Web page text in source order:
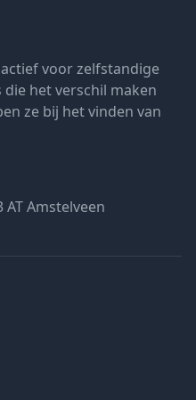
voor zelfstandige
het verschil maken
ze bij het vinden van
AT Amstelveen